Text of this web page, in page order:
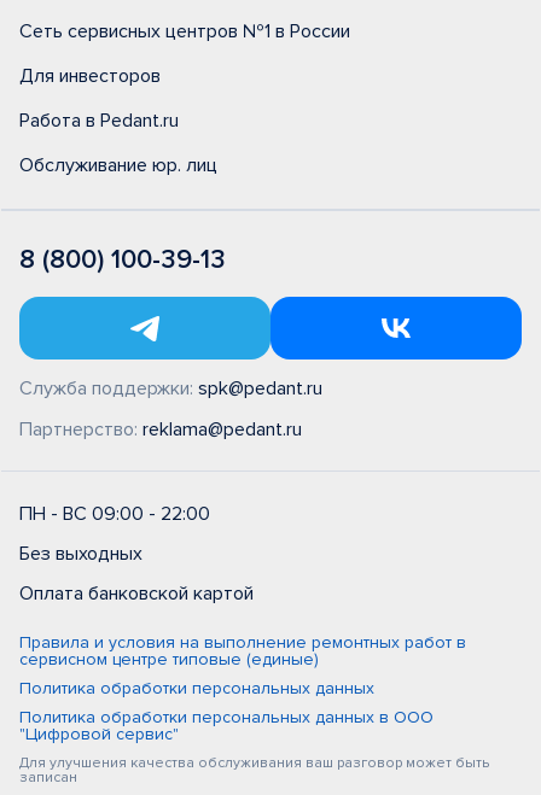
Сеть сервисных центров №1 в России
Для инвесторов
Работа в Pedant.ru
Обслуживание юр. лиц
8 (800) 100-39-13
Служба поддержки: spk@pedant.ru
Партнерство: reklama@pedant.ru
ПН - ВС 09:00 - 22:00
Без выходных
Оплата банковской картой
Правила и условия на выполнение ремонтных работ в
сервисном центре типовые (единые)
Политика обработки персональных данных
Политика обработки персональных данных в ООО
"Цифровой сервис"
Для улучшения качества обслуживания ваш разговор может быть
записан